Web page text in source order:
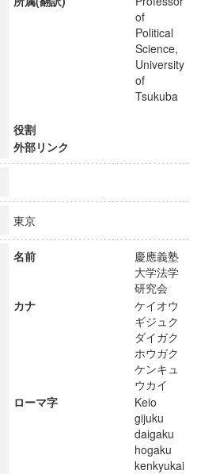
of
Political
Science,
University
of
Tsukuba
役割
外部リンク
東京
名前
慶應義塾
大学法学
研究会
カナ
ケイオウ
ギジュク
ダイガク
ホウガク
ケンキュ
ウカイ
ローマ字
Keio
gijuku
daigaku
hogaku
kenkyukai